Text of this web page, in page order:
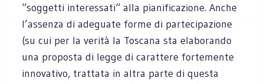
“soggetti interessati“ alla pianificazione. Anche
l’assenza di adeguate forme di partecipazione
(su cui per la verità la Toscana sta elaborando
una proposta di legge di carattere fortemente
innovativo, trattata in altra parte di questa